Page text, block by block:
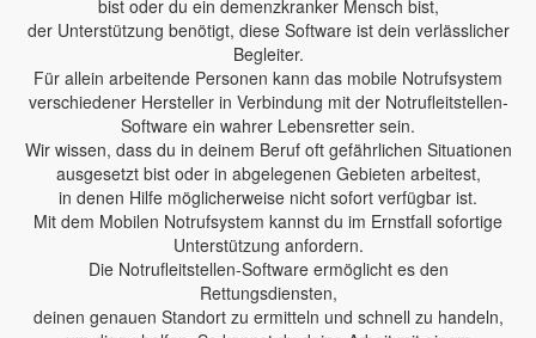
bist oder du ein demenzkranker Mensch bist,
der Unterstützung benötigt, diese Software ist dein verlässlicher
Begleiter.
Für allein arbeitende Personen kann das mobile Notrufsystem
verschiedener Hersteller in Verbindung mit der Notrufleitstellen-
Software ein wahrer Lebensretter sein.
Wir wissen, dass du in deinem Beruf oft gefährlichen Situationen
ausgesetzt bist oder in abgelegenen Gebieten arbeitest,
in denen Hilfe möglicherweise nicht sofort verfügbar ist.
Mit dem Mobilen Notrufsystem kannst du im Ernstfall sofortige
Unterstützung anfordern.
Die Notrufleitstellen-Software ermöglicht es den
Rettungsdiensten,
deinen genauen Standort zu ermitteln und schnell zu handeln,